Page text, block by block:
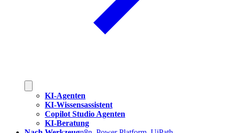
KI-Agenten
KI-Wissensassistent
Copilot Studio Agenten
KI-Beratung